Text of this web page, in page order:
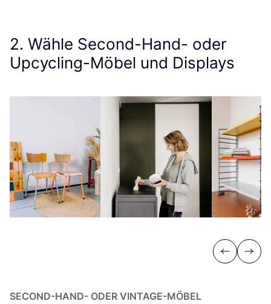
2. Wähle Second-Hand- oder
Upcycling-Möbel und Displays
Previous
Next
SECOND-HAND- ODER VINTAGE-MÖBEL